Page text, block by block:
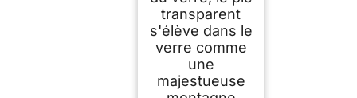
transparent
s'élève dans le
verre comme
une
majestueuse